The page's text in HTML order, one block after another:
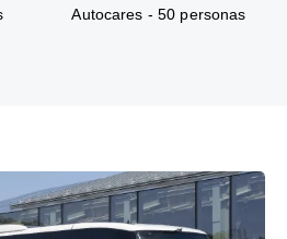
Autocares - 50 personas